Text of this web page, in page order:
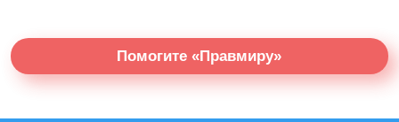
Помогите «Правмиру»